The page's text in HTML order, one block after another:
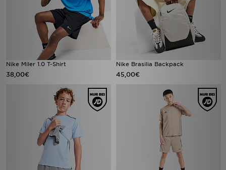
Nike Miler 1.0 T-Shirt
38,00€
Nike Brasilia Backpack
45,00€